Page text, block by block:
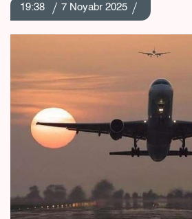
19:38 7 Noyabr 2025